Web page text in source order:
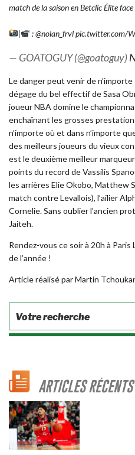
match de la saison en Betclic Élite
| :@nolan_frvlpic.twitter.com/
— GOATOGUY (@goatoguy)
Le danger peut venir de
dégage du bel effectif de Sasa
joueur NBA domine le
enchaînant les grosses
n’importe où et dans n’importe
des meilleurs joueurs du vieux
est le deuxième meilleur
points du record de Vassilis
les arrières Elie Okobo, Matthew
match contre Levallois), l’ailier
Cornelie. Sans oublier l’ancien
Jaiteh.
Rendez-vous ce soir à 20h à
de l’année !
Article réalisé par Martin
ARTICLES RÉCENTS